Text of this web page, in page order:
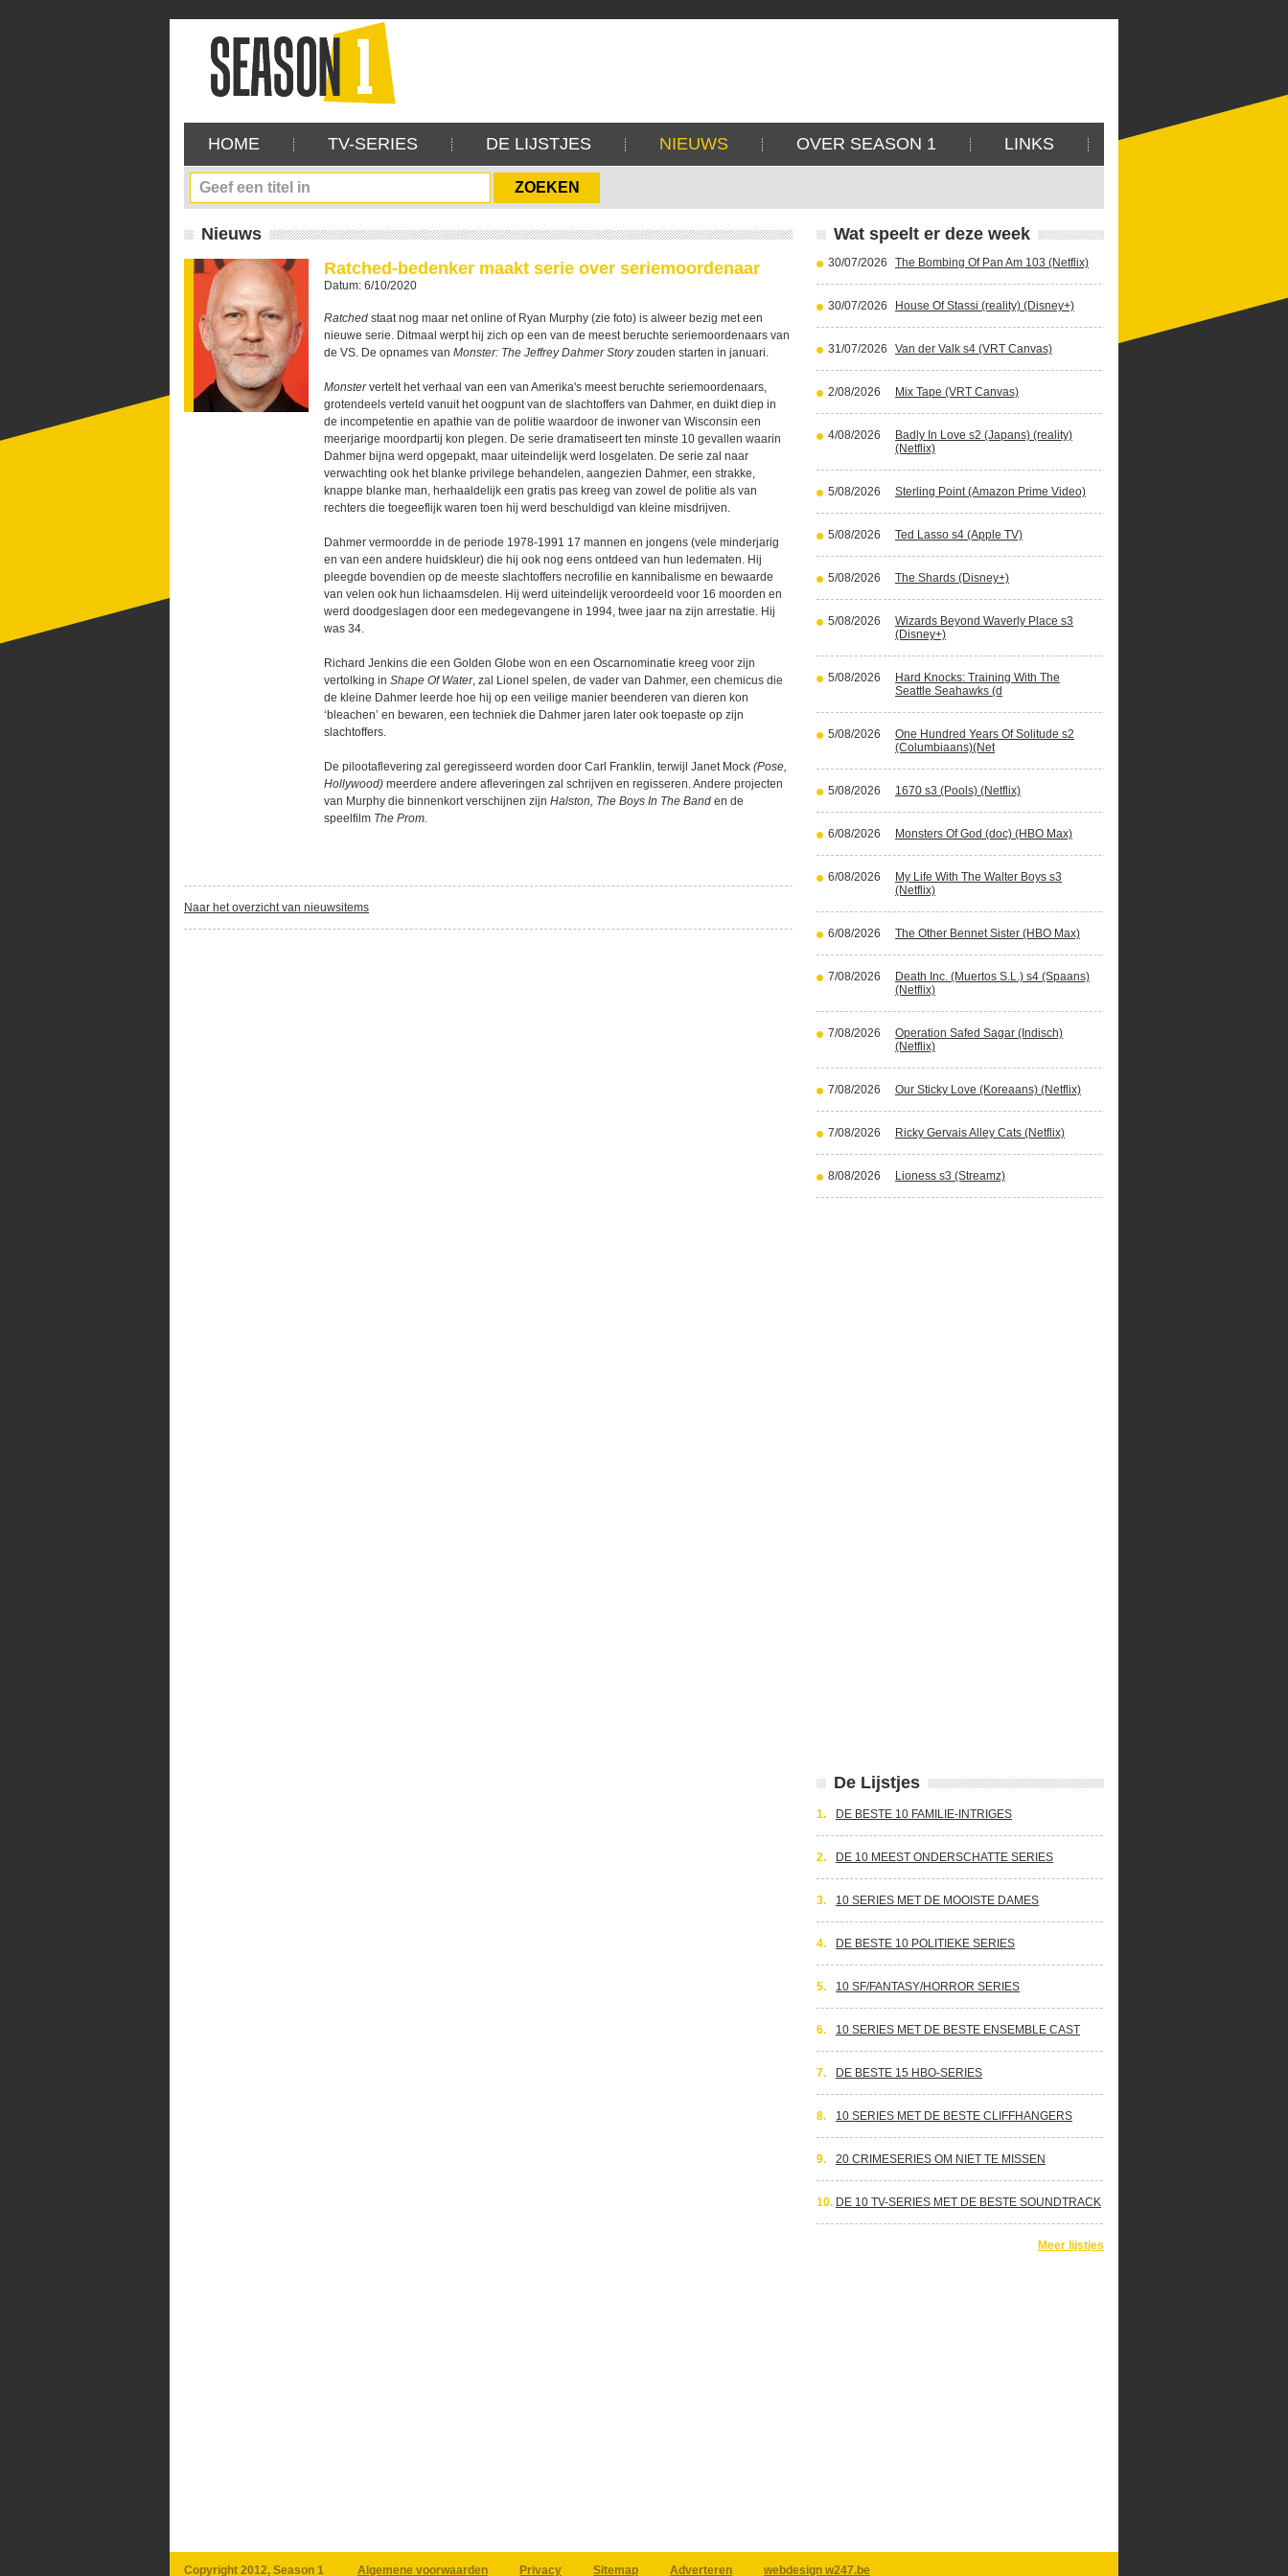
HOME TV-SERIES DE LIJSTJES NIEUWS OVER SEASON 1 LINKS
Nieuws
Ratched-bedenker maakt serie over seriemoordenaar
Datum: 6/10/2020
Ratched staat nog maar net online of Ryan Murphy (zie foto) is alweer bezig met een
nieuwe serie. Ditmaal werpt hij zich op een van de meest beruchte seriemoordenaars van
de VS. De opnames van Monster: The Jeffrey Dahmer Storyzouden starten in januari.
Monstervertelt het verhaal van een van Amerika's meest beruchte seriemoordenaars,
grotendeels verteld vanuit het oogpunt van de slachtoffers van Dahmer, en duikt diep in
de incompetentie en apathie van de politie waardoor de inwoner van Wisconsin een
meerjarige moordpartij kon plegen. De serie dramatiseert ten minste 10 gevallen waarin
Dahmer bijna werd opgepakt, maar uiteindelijk werd losgelaten. De serie zal naar
verwachting ook het blanke privilege behandelen, aangezien Dahmer, een strakke,
knappe blanke man, herhaaldelijk een gratis pas kreeg van zowel de politie als van
rechters die toegeeflijk waren toen hij werd beschuldigd van kleine misdrijven.
Dahmer vermoordde in de periode 1978-1991 17 mannen en jongens (vele minderjarig
en van een andere huidskleur) die hij ook nog eens ontdeed van hun ledematen. Hij
pleegde bovendien op de meeste slachtoffers necrofilie en kannibalisme en bewaarde
van velen ook hun lichaamsdelen. Hij werd uiteindelijk veroordeeld voor 16 moorden en
werd doodgeslagen door een medegevangene in 1994, twee jaar na zijn arrestatie. Hij
was 34.
Richard Jenkins die een Golden Globe won en een Oscarnominatie kreeg voor zijn
vertolking in Shape Of Water, zal Lionel spelen, de vader van Dahmer, een chemicus die
de kleine Dahmer leerde hoe hij op een veilige manier beenderen van dieren kon
‘bleachen’ en bewaren, een techniek die Dahmer jaren later ook toepaste op zijn
slachtoffers.
De pilootaflevering zal geregisseerd worden door Carl Franklin, terwijl Janet Mock (Pose,
Hollywood) meerdere andere afleveringen zal schrijven en regisseren. Andere projecten
van Murphy die binnenkort verschijnen zijn Halston, The Boys In The Band en de
speelfilm The Prom.
Naar het overzicht van nieuwsitems
Wat speelt er deze week
30/07/2026 The Bombing Of Pan Am 103 (Netflix)
30/07/2026 House Of Stassi (reality) (Disney+)
31/07/2026 Van der Valk s4 (VRT Canvas)
2/08/2026 Mix Tape (VRT Canvas)
4/08/2026
Badly In Love s2 (Japans) (reality)
(Netflix)
5/08/2026 Sterling Point (Amazon Prime Video)
5/08/2026 Ted Lasso s4 (Apple TV)
5/08/2026 The Shards (Disney+)
5/08/2026
Wizards Beyond Waverly Place s3
(Disney+)
5/08/2026
Hard Knocks: Training With The
Seattle Seahawks (d
5/08/2026
One Hundred Years Of Solitude s2
(Columbiaans)(Net
5/08/2026 1670 s3 (Pools) (Netflix)
6/08/2026 Monsters Of God (doc) (HBO Max)
6/08/2026
My Life With The Walter Boys s3
(Netflix)
6/08/2026 The Other Bennet Sister (HBO Max)
7/08/2026
Death Inc. (Muertos S.L.) s4 (Spaans)
(Netflix)
7/08/2026
Operation Safed Sagar (Indisch)
(Netflix)
7/08/2026 Our Sticky Love (Koreaans) (Netflix)
7/08/2026 Ricky Gervais Alley Cats (Netflix)
8/08/2026 Lioness s3 (Streamz)
De Lijstjes
1. DE BESTE 10 FAMILIE-INTRIGES
2. DE 10 MEEST ONDERSCHATTE SERIES
3. 10 SERIES MET DE MOOISTE DAMES
4. DE BESTE 10 POLITIEKE SERIES
5. 10 SF/FANTASY/HORROR SERIES
6. 10 SERIES MET DE BESTE ENSEMBLE CAST
7. DE BESTE 15 HBO-SERIES
8. 10 SERIES MET DE BESTE CLIFFHANGERS
9. 20 CRIMESERIES OM NIET TE MISSEN
10. DE 10 TV-SERIES MET DE BESTE SOUNDTRACK
Meer lijstjes
Copyright 2012, Season 1 Algemene voorwaarden Privacy Sitemap Adverteren webdesign w247.be